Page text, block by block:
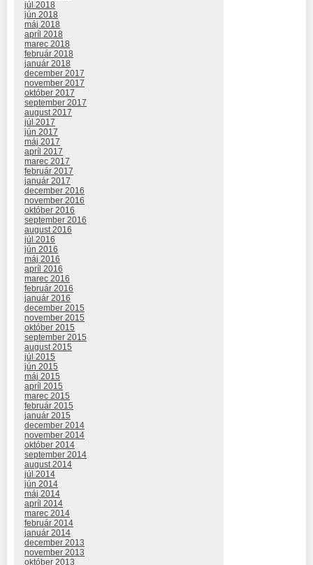
júl 2018
jún 2018
máj 2018
apríl 2018
marec 2018
február 2018
január 2018
december 2017
november 2017
október 2017
september 2017
august 2017
júl 2017
jún 2017
máj 2017
apríl 2017
marec 2017
február 2017
január 2017
december 2016
november 2016
október 2016
september 2016
august 2016
júl 2016
jún 2016
máj 2016
apríl 2016
marec 2016
február 2016
január 2016
december 2015
november 2015
október 2015
september 2015
august 2015
júl 2015
jún 2015
máj 2015
apríl 2015
marec 2015
február 2015
január 2015
december 2014
november 2014
október 2014
september 2014
august 2014
júl 2014
jún 2014
máj 2014
apríl 2014
marec 2014
február 2014
január 2014
december 2013
november 2013
október 2013